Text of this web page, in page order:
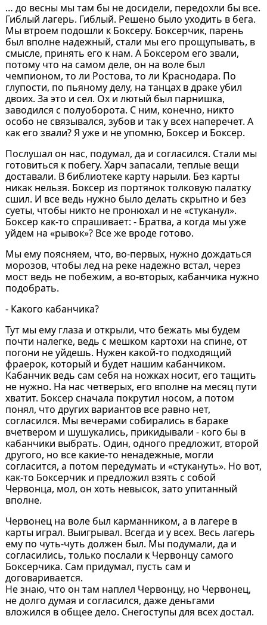
… до весны мы там бы не досидели, передохли бы все.
Гиблый лагерь. Гиблый. Решено было уходить в бега.
Мы втроем подошли к Боксеру. Боксерчик, парень
был вполне надежный, стали мы его прощупывать, в
смысле, принять его к нам. А Боксером его звали,
потому что на самом деле, он на воле был
чемпионом, то ли Ростова, то ли Краснодара. По
глупости, по пьяному делу, на танцах в драке убил
двоих. За это и сел. Ох и лютый был парнишка,
заводился с полуоборота. С ним, конечно, никто
особо не связывался, зубов и так у всех наперечет. А
как его звали? Я уже и не упомню, Боксер и Боксер.
Послушал он нас, подумал, да и согласился. Стали мы
готовиться к побегу. Харч запасали, теплые вещи
доставали. В библиотеке карту нарыли. Без карты
никак нельзя. Боксер из портянок толковую палатку
сшил. И все ведь нужно было делать скрытно и без
суеты, чтобы никто не пронюхал и не «стуканул».
Боксер как-то спрашивает: - Братва, а когда мы уже
уйдем на «рывок»? Все же вроде готово.
Мы ему поясняем, что, во-первых, нужно дождаться
морозов, чтобы лед на реке надежно встал, через
мост ведь не побежим, а во-вторых, кабанчика нужно
подобрать.
- Какого кабанчика?
Тут мы ему глаза и открыли, что бежать мы будем
почти налегке, ведь с мешком картохи на спине, от
погони не уйдешь. Нужен какой-то подходящий
фраерок, который и будет нашим кабанчиком.
Кабанчик ведь сам себя на ножках носит, его тащить
не нужно. На нас четверых, его вполне на месяц пути
хватит. Боксер сначала покрутил носом, а потом
понял, что других вариантов все равно нет,
согласился. Мы вечерами собирались в бараке
вчетвером и шушукались, прикидывали - кого бы в
кабанчики выбрать. Один, одного предложит, второй
другого, но все какие-то ненадежные, могли
согласится, а потом передумать и «стукануть». Но вот,
как-то Боксерчик и предложил взять с собой
Червонца, мол, он хоть невысок, зато упитанный
вполне.
Червонец на воле был карманником, а в лагере в
карты играл. Выигрывал. Всегда и у всех. Весь лагерь
ему по чуть-чуть должен был. Мы подумали, да и
согласились, только послали к Червонцу самого
Боксерчика. Сам придумал, пусть сам и
договаривается.
Не знаю, что он там наплел Червонцу, но Червонец,
не долго думая и согласился, даже деньгами
вложился в общее дело. Снегоступы для всех достал.